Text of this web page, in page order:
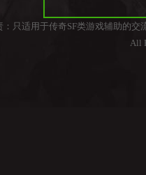
：只适用于传奇SF类游戏辅助的
All